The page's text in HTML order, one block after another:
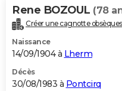
Rene BOZOUL (78
Créer une cagnotte obsèques
Naissance
14/09/1904 à Lherm
Décès
30/08/1983 à Pontcirq